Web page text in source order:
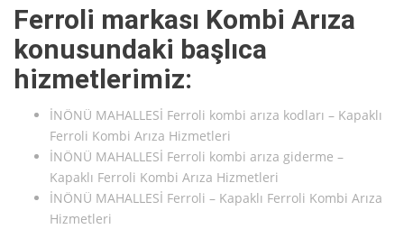
Ferroli markası Kombi Arıza
konusundaki başlıca
hizmetlerimiz:
İNÖNÜ MAHALLESİ Ferroli kombi arıza kodları – Kapaklı
Ferroli Kombi Arıza Hizmetleri
İNÖNÜ MAHALLESİ Ferroli kombi arıza giderme –
Kapaklı Ferroli Kombi Arıza Hizmetleri
İNÖNÜ MAHALLESİ Ferroli – Kapaklı Ferroli Kombi Arıza
Hizmetleri